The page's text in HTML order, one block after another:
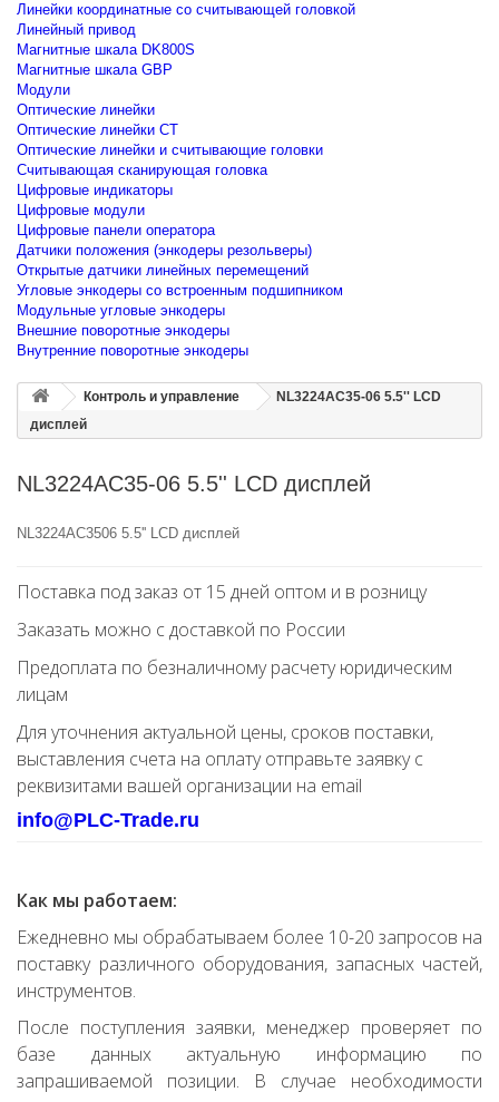
Линейки координатные со считывающей головкой
Линейный привод
Магнитные шкала DK800S
Магнитные шкала GBP
Модули
Оптические линейки
Оптические линейки CT
Оптические линейки и считывающие головки
Считывающая сканирующая головка
Цифровые индикаторы
Цифровые модули
Цифровые панели оператора
Датчики положения (энкодеры резольверы)
Открытые датчики линейных перемещений
Угловые энкодеры со встроенным подшипником
Модульные угловые энкодеры
Внешние поворотные энкодеры
Внутренние поворотные энкодеры
Контроль и управление
NL3224AC35-06 5.5'' LCD
дисплей
NL3224AC35-06 5.5'' LCD дисплей
NL3224AC3506 5.5'' LCD дисплей
Поставка под заказ от 15 дней оптом и в розницу
Заказать можно с доставкой по России
Предоплата по безналичному расчету юридическим
лицам
Для уточнения актуальной цены, сроков поставки,
выставления счета на оплату отправьте заявку с
реквизитами вашей организации на email
info@PLC-Trade.ru
Как мы работаем:
Ежедневно мы обрабатываем более 10-20 запросов на
поставку различного оборудования, запасных частей,
инструментов.
После поступления заявки, менеджер проверяет по
базе данных актуальную информацию по
запрашиваемой позиции. В случае необходимости